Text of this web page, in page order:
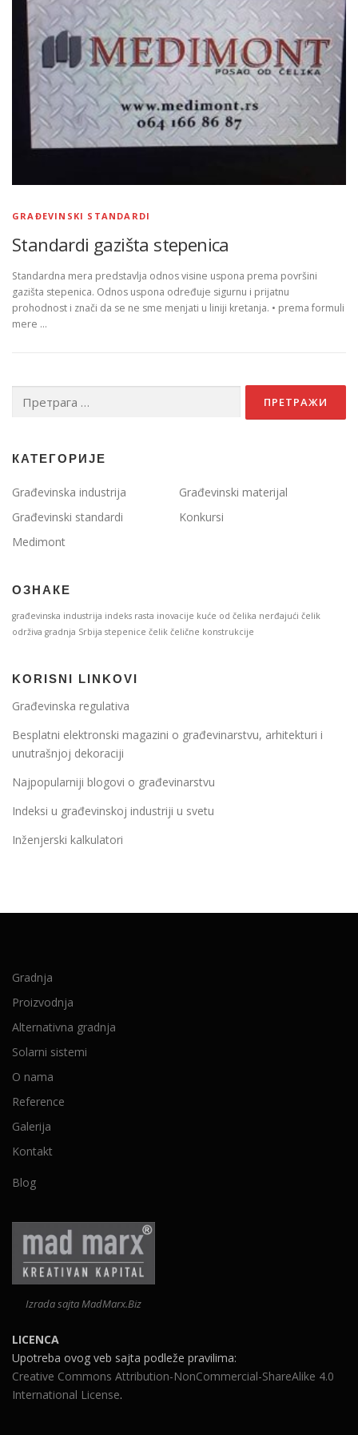
GRAĐEVINSKI STANDARDI
Standardi gazišta stepenica
Standardna mera predstavlja odnos visine uspona prema površini
gazišta stepenica. Odnos uspona određuje sigurnu i prijatnu
prohodnost i znači da se ne sme menjati u liniji kretanja. • prema formuli
mere …
за:
КАТЕГОРИЈЕ
Građevinska industrija
Građevinski materijal
Građevinski standardi
Konkursi
Medimont
ОЗНАКЕ
građevinska industrija indeks rasta inovacije kuće od čelika nerđajući čelik
održiva gradnja Srbija stepenice čelik čelične konstrukcije
KORISNI LINKOVI
Građevinska regulativa
Besplatni elektronski magazini o građevinarstvu, arhitekturi i
unutrašnjoj dekoraciji
Najpopularniji blogovi o građevinarstvu
Indeksi u građevinskoj industriji u svetu
Inženjerski kalkulatori
Gradnja
Proizvodnja
Alternativna gradnja
Solarni sistemi
O nama
Reference
Galerija
Kontakt
Blog
Izrada sajta MadMarx.Biz
LICENCA
Upotreba ovog veb sajta podleže pravilima:
Creative Commons Attribution-NonCommercial-ShareAlike 4.0
International License.